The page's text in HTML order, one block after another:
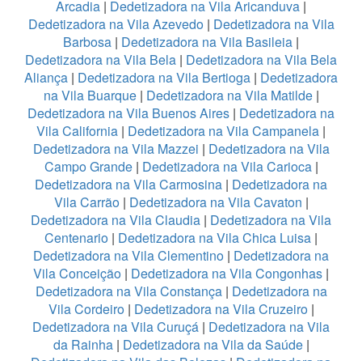
Arcadia | Dedetizadora na Vila Aricanduva |
Dedetizadora na Vila Azevedo| Dedetizadora na Vila
Barbosa | Dedetizadora na Vila Basileia |
Dedetizadora na Vila Bela | Dedetizadora na Vila Bela
Aliança | Dedetizadora na Vila Bertioga | Dedetizadora
na Vila Buarque| Dedetizadora na Vila Matilde|
Dedetizadora na Vila Buenos Aires | Dedetizadora na
Vila California | Dedetizadora na Vila Campanela |
Dedetizadora na Vila Mazzei | Dedetizadora na Vila
Campo Grande| Dedetizadora na Vila Carioca|
Dedetizadora na Vila Carmosina | Dedetizadora na
Vila Carrão| Dedetizadora na Vila Cavaton |
Dedetizadora na Vila Claudia | Dedetizadora na Vila
Centenario | Dedetizadora na Vila Chica Luisa |
Dedetizadora na Vila Clementino | Dedetizadora na
Vila Conceição | Dedetizadora na Vila Congonhas |
Dedetizadora na Vila Constança| Dedetizadora na
Vila Cordeiro| Dedetizadora na Vila Cruzeiro |
Dedetizadora na Vila Curuçá | Dedetizadora na Vila
da Rainha | Dedetizadora na Vila da Saúde|